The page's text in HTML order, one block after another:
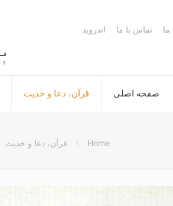
صفحه اصلی قرآن، دعا و حدیث
ما تماس با ما اندروید
Home قرآن، دعا و حدیث